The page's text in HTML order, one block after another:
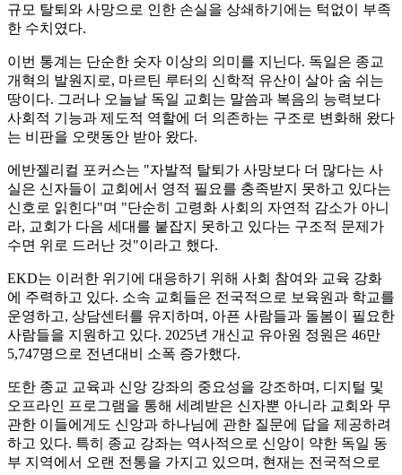
규모 탈퇴와 사망으로 인한 손실을 상쇄하기에는 턱없이 부족
한 수치였다.
이번 통계는 단순한 숫자 이상의 의미를 지닌다. 독일은 종교
개혁의 발원지로, 마르틴 루터의 신학적 유산이 살아 숨 쉬는
땅이다. 그러나 오늘날 독일 교회는 말씀과 복음의 능력보다
사회적 기능과 제도적 역할에 더 의존하는 구조로 변화해 왔다
는 비판을 오랫동안 받아 왔다.
에반젤리컬 포커스는 "자발적 탈퇴가 사망보다 더 많다는 사
실은 신자들이 교회에서 영적 필요를 충족받지 못하고 있다는
신호로 읽힌다"며 "단순히 고령화 사회의 자연적 감소가 아니
라, 교회가 다음 세대를 붙잡지 못하고 있다는 구조적 문제가
수면 위로 드러난 것"이라고 했다.
EKD는 이러한 위기에 대응하기 위해 사회 참여와 교육 강화
에 주력하고 있다. 소속 교회들은 전국적으로 보육원과 학교를
운영하고, 상담센터를 유지하며, 아픈 사람들과 돌봄이 필요한
사람들을 지원하고 있다. 2025년 개신교 유아원 정원은 46만
5,747명으로 전년대비 소폭 증가했다.
또한 종교 교육과 신앙 강좌의 중요성을 강조하며, 디지털 및
오프라인 프로그램을 통해 세례받은 신자뿐 아니라 교회와 무
관한 이들에게도 신앙과 하나님에 관한 질문에 답을 제공하려
하고 있다. 특히 종교 강좌는 역사적으로 신앙이 약한 독일 동
부 지역에서 오랜 전통을 가지고 있으며, 현재는 전국적으로